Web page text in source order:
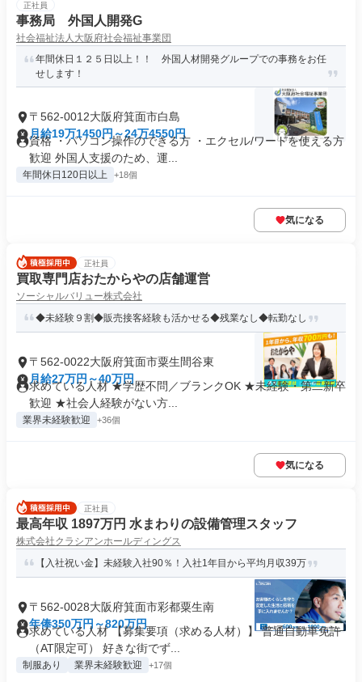
正社員
事務局 外国人開発G
社会福祉法人大阪府社会福祉事業団
年間休日１２５日以上！！ 外国人材開発グループでの事務をお任
せします！
〒562-0012大阪府箕面市白島
月給19万1450円～24万4550円
資格 ・パソコン操作のできる方 ・エクセル/ワードを使える方
歓迎 外国人支援のため、運...
年間休日120日以上 +18個
気になる
正社員
買取専門店おたからやの店舗運営
ソーシャルバリュー株式会社
◆未経験９割◆販売接客経験も活かせる◆残業なし◆転勤なし
〒562-0022大阪府箕面市粟生間谷東
月給27万円～40万円
求めている人材 ★学歴不問／ブランクOK ★未経験・第二新卒
歓迎 ★社会人経験がない方...
業界未経験歓迎 +36個
気になる
正社員
最高年収 1897万円 水まわりの設備管理スタッフ
株式会社クラシアンホールディングス
【入社祝い金】未経験入社90％！入社1年目から平均月収39万
〒562-0028大阪府箕面市彩都粟生南
年俸350万円～820万円
求めている人材 【募集要項（求める人材）】 普通自動車免許
（AT限定可） 好きな街でず...
制服あり 業界未経験歓迎 +17個